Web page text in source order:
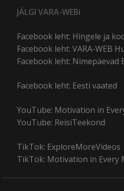
JÄLGI VARA-WEBi
Facebook leht: Hingele ja
Facebook leht: VARA-WEB
Facebook leht: Nimepäevad
Facebook leht: Eesti vaated
YouTube: Motivation in
YouTube: ReisiTeekond
TikTok: ExploreMoreVideos
TikTok: Motivation in Every